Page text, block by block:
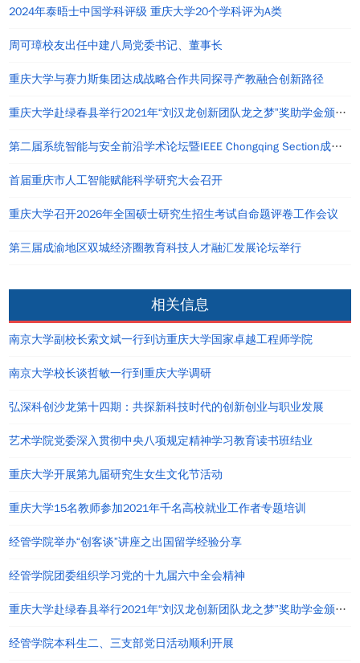
2024年泰晤士中国学科评级 重庆大学20个学科评为A类
周可璋校友出任中建八局党委书记、董事长
重庆大学与赛力斯集团达成战略合作共同探寻产教融合创新路径
重庆大学赴绿春县举行2021年“刘汉龙创新团队龙之梦”奖助学金颁发仪式
第二届系统智能与安全前沿学术论坛暨IEEE Chongqing Section成立仪式在重庆举办
首届重庆市人工智能赋能科学研究大会召开
重庆大学召开2026年全国硕士研究生招生考试自命题评卷工作会议
第三届成渝地区双城经济圈教育科技人才融汇发展论坛举行
相关信息
南京大学副校长索文斌一行到访重庆大学国家卓越工程师学院
南京大学校长谈哲敏一行到重庆大学调研
弘深科创沙龙第十四期：共探新科技时代的创新创业与职业发展
艺术学院党委深入贯彻中央八项规定精神学习教育读书班结业
重庆大学开展第九届研究生女生文化节活动
重庆大学15名教师参加2021年千名高校就业工作者专题培训
经管学院举办“创客谈”讲座之出国留学经验分享
经管学院团委组织学习党的十九届六中全会精神
重庆大学赴绿春县举行2021年“刘汉龙创新团队龙之梦”奖助学金颁发仪式
经管学院本科生二、三支部党日活动顺利开展